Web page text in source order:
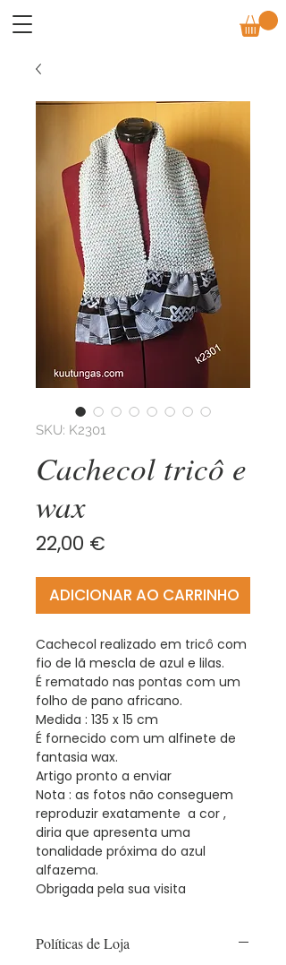
SKU: K2301
Cachecol tricô e
wax
22,00 €
ADICIONAR AO CARRINHO
Cachecol realizado em tricô com
fio de lã mescla de azul e lilas.
É rematado nas pontas com um
folho de pano africano.
Medida : 135 x 15 cm
É fornecido com um alfinete de
fantasia wax.
Artigo pronto a enviar
Nota : as fotos não conseguem
reproduzir exatamente a cor ,
diria que apresenta uma
tonalidade próxima do azul
alfazema.
Obrigada pela sua visita
Políticas de Loja